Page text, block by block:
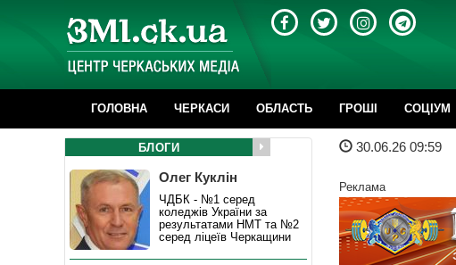
ГОЛОВНА ЧЕРКАСИ ОБЛАСТЬ ГРОШІ CОЦІУМ
30.06.26 09:59
Реклама
БЛОГИ
Олег Куклін
ЧДБК - №1 серед
коледжів України за
результатами НМТ та №2
серед ліцеїв Черкащини